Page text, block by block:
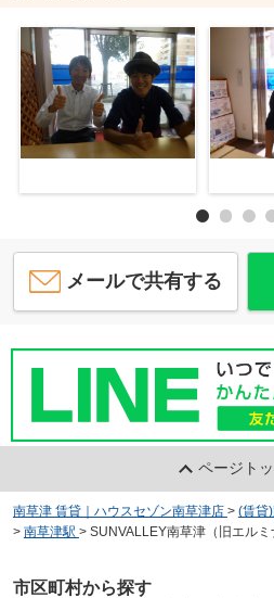
メールで共有する
ページト
南草津 賃貸｜ハウスセゾン南草津店 > (賃貸
> 南草津駅 > SUNVALLEY南草津（旧エルミ
市区町村から探す